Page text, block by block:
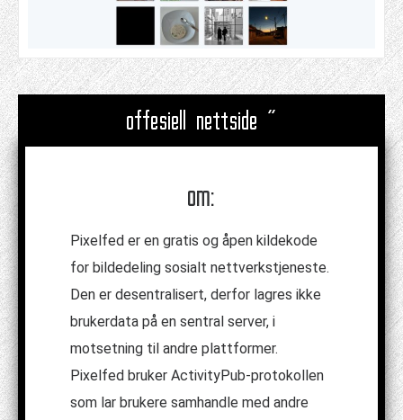
offesiell nettside "
om:
Pixelfed er en gratis og åpen kildekode
for bildedeling sosialt nettverkstjeneste.
Den er desentralisert, derfor lagres ikke
brukerdata på en sentral server, i
motsetning til andre plattformer.
Pixelfed bruker ActivityPub-protokollen
som lar brukere samhandle med andre